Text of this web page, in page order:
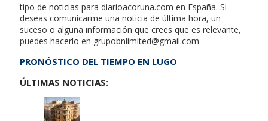
tipo de noticias para diarioacoruna.com en España. Si
deseas comunicarme una noticia de última hora, un
suceso o alguna información que crees que es relevante,
puedes hacerlo en grupobnlimited@gmail.com
PRONÓSTICO DEL TIEMPO EN LUGO
ÚLTIMAS NOTICIAS: